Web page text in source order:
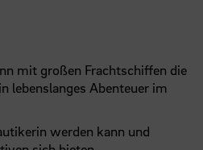
mit großen Frachtschiffen die
lebenslanges Abenteuer im
werden kann und